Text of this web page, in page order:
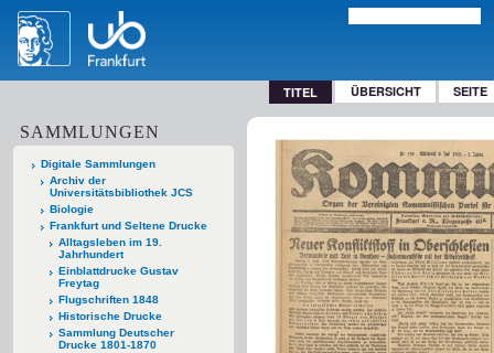
TITEL ÜBERSICHT SEITE
SAMMLUNGEN
Digitale Sammlungen
Archiv der
Universitätsbibliothek JCS
Biologie
Frankfurt und Seltene Drucke
Alltagsleben im 19.
Jahrhundert
Einblattdrucke Gustav
Freytag
Flugschriften 1848
Historische Drucke
Sammlung Deutscher
Drucke 1801-1870